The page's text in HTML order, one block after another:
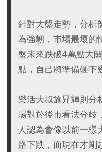
針對大盤走勢，分析
為強韌，市場最壞的
盤未來跌破4萬點大
點，自己將準備砸下
樂活大叔施昇輝則分
場對於後市看法分歧
人認為會像以前一樣
路下跌，而現在才剛